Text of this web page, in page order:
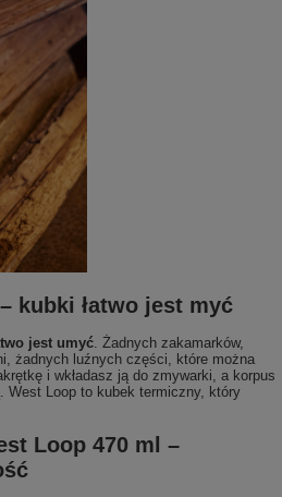
kubki łatwo jest myć
jest umyć . Żadnych zakamarków,
żadnych luźnych części, które można
i wkładasz ją do zmywarki, a korpus
West Loop to kubek termiczny, który
Loop 470 ml –